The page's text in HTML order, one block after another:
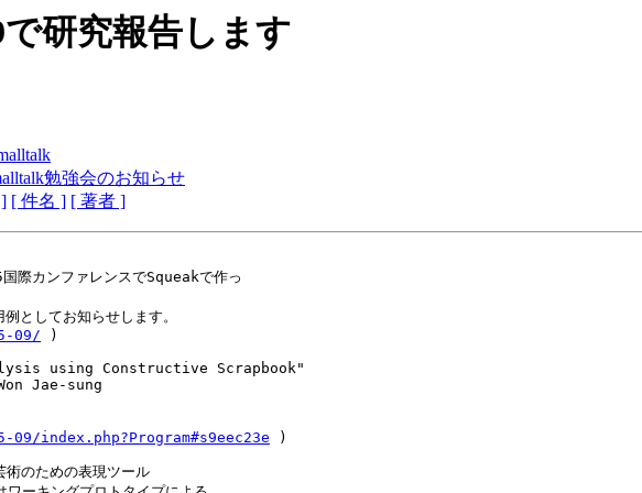
で研究報告します
勉強会のお知らせ
[ 件名 ] [ 著者 ]
際カンファレンスでSqueakで作っ
としてお知らせします。
09/ )
using Constructive Scrapbook"
Jae-sung
index.php?Program#s9eec23e )
のための表現ツール